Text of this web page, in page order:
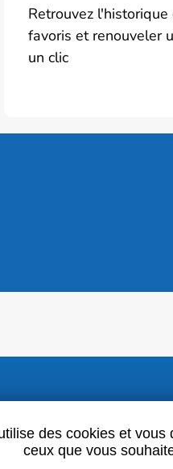
Retrouvez
favoris et renouveler
un clic
des cookies et vous
ceux que vous